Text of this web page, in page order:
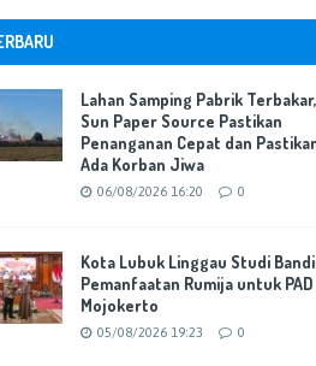
[ 04/08/2026 23:13 ] DPRD
[ 31/07/2026 16:46 ] DPR RI,
[ 29/07/2026 17:51 ]
yang Berorientasi Pelayanan
Lahan
Cepat dan Pastikan Tak Ada
Lahan Samping Pabrik
Sun Paper Source Pastikan
Penanganan Cepat dan
Ada Korban Jiwa
06/08/2026 16:20 0
Kota Lubuk Linggau Studi
Pemanfaatan Rumija untuk
Mojokerto
05/08/2026 19:23 0